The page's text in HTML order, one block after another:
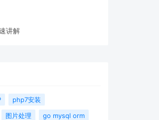
讲解
php7安装
图片处理
go mysql orm